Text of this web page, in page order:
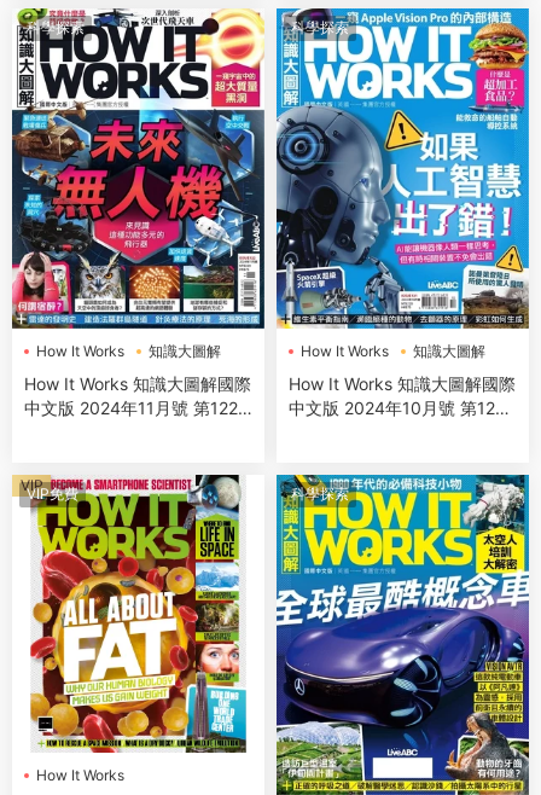
科學探索
How It Works 知識大圖解
How It Works 知識大圖解國際
中文版 2024年11月號 第122
科學探索
How It Works 知識大圖解
How It Works 知識大圖解國際
中文版 2024年10月號 第121
VIP免費
How It Works
VIP 科學探索